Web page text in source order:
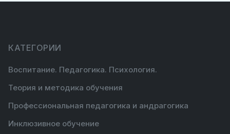
КАТЕГОРИИ
Воспитание. Педагогика. Психология.
Теория и методика обучения
Профессиональная педагогика и андрагогика
Инклюзивное обучение